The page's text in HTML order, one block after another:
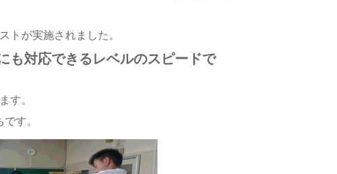
トが実施されました。
も対応できるレベルのスピードで
す。
す。